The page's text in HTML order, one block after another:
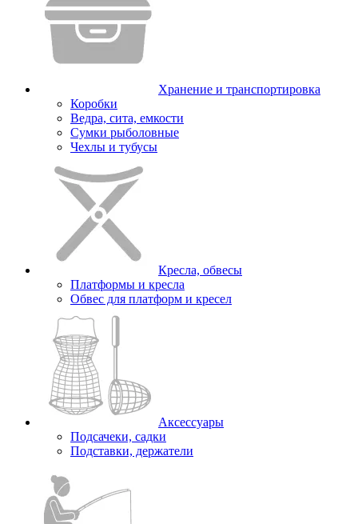
Хранение и транспортировка
Коробки
Ведра, сита, емкости
Сумки рыболовные
Чехлы и тубусы
Кресла, обвесы
Платформы и кресла
Обвес для платформ и кресел
Аксессуары
Подсачеки, садки
Подставки, держатели